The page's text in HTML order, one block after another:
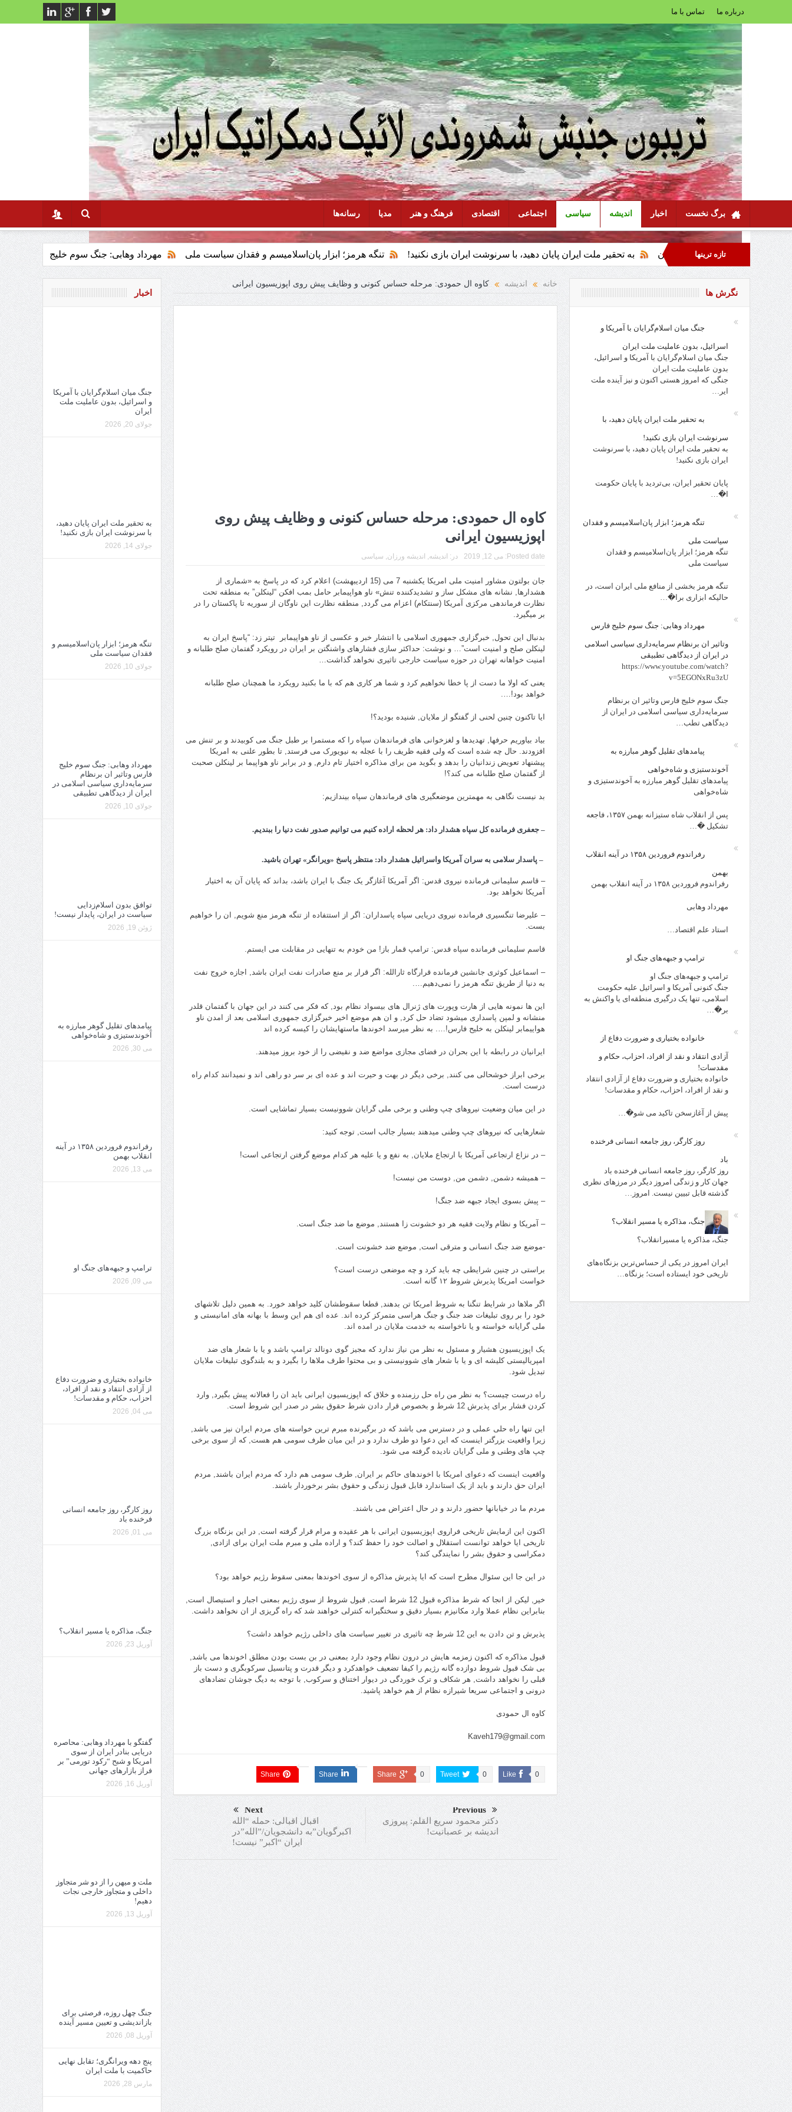
درباره ما تماس با ما
برگ نخست اخبار اندیشه سیاسی اجتماعی اقتصادی فرهنگ و هنر مدیا رسانه‌ها
تازه ترینهاعاملیت ملت ایران به تحقیر ملت ایران پایان دهید، با سرنوشت ایران بازی نکنید! تنگه هرمز؛ ابزار پان‌اسلامیسم و فقدان سیاست ملی مهرداد وهابی: جنگ سوم خلیج فارس وتاثیر ان برنظام
نقد از افراد، احزاب، حکام و مقدسات! روز کارگر، روز جامعه انسانی فرخنده باد
خانه اندیشه کاوه ال حمودی: مرحله حساس کنونی و وظایف پیش روی اپوزیسیون ایرانی
کاوه ال حمودی: مرحله حساس کنونی و وظایف پیش روی
اپوزیسیون ایرانی
Posted date: می 12, 2019 در: اندیشه, اندیشه ورزان, سیاسی
جان بولتون مشاور امنیت ملی امریکا یکشنبه 7 می (15 اردیبهشت) اعلام کرد که در پاسخ به «شماری از
هشدارها, نشانه های مشکل ساز و تشدیدکننده تنش» ناو هواپیمابر حامل بمب ‌افکن “لینکلن” به منطقه تحت
نظارت فرماندهی مرکزی آمریکا (سنتکام) اعزام می گردد, منطقه نظارت این ناوگان از سوریه تا پاکستان را در
بر میگیرد.
بدنبال این تحول, خبرگزاری جمهوری اسلامی با انتشار خبر و عکسی از ناو هواپیمابر تیتر زد: “پاسخ ایران به
لینکلن صلح و امنیت است”… و نوشت: حداکثر سازی فشارهای واشنگتن بر ایران در رویکرد گفتمان صلح طلبانه و
امنیت خواهانه تهران در حوزه سیاست خارجی تاثیری نخواهد گذاشت…
یعنی که اولا ما دست از پا خطا نخواهیم کرد و شما هر کاری هم که با ما بکنید رویکرد ما همچنان صلح طلبانه
خواهد بود!….
ایا تاکنون چنین لحنی از گفتگو از ملایان, شنیده بودید؟!
بیاد بیاوریم حرفها, تهدیدها و لغزخوانی های فرماندهان سپاه را که مستمرا بر طبل جنگ می کوبیدند و بر تنش می
افزودند. حال چه شده است که ولی فقیه ظریف را با عجله به نیویورک می فرستد, تا بطور علنی به امریکا
پیشنهاد تعویض زندانیان را بدهد و بگوید من برای مذاکره اختیار تام دارم, و در برابر ناو هواپیما بر لینکلن صحبت
از گفتمان صلح طلبانه می کند؟!
بد نیست نگاهی به مهمترین موضعگیری های فرماندهان سپاه بیندازیم:
– جعفری فرمانده کل سپاه هشدار داد: هر لحظه اراده کنیم می توانیم صدور نفت دنیا را ببندیم.
– پاسدار سلامی به سران آمریکا واسرائیل هشدار داد: منتظر پاسخ «ویرانگر» تهران باشید.
– قاسم سلیمانی فرمانده نیروی قدس: اگر آمریکا آغازگر یک جنگ با ایران باشد، بداند که پایان آن به اختیار
آمریکا نخواهد بود.
– علیرضا تنگسیری فرمانده نیروی دریایی سپاه پاسداران: اگر از استتفاده از تنگه هرمز منع شویم, ان را خواهیم
بست.
قاسم سلیمانی فرمانده سپاه قدس: ترامپ قمار باز! من خودم به تنهایی در مقابلت می ایستم.
– اسماعیل کوثری جانشین فرمانده قرارگاه ثارالله: اگر قرار بر منع صادرات نفت ایران باشد, اجازه خروج نفت
به دنیا از طریق تنگه هرمز را نمی‌دهیم….
این ها نمونه هایی از هارت وپورت های ژنرال های بیسواد نظام بود, که فکر می کنند در این جهان با گفتمان قلدر
منشانه و لمپن پاسداری میشود تضاد حل کرد, و ان هم موضع اخیر خبرگزاری جمهوری اسلامی بعد از امدن ناو
هواییمابر لینکلن به خلیح فارس!…. به نظر میرسد اخوندها ماستهایشان را کیسه کرده اند
ایرانیان در رابطه با این بحران در فضای مجازی مواضع ضد و نقیضی را از خود بروز میدهند.
برخی ابراز خوشحالی می کنند, برخی دیگر در بهت و حیرت اند و عده ای بر سر دو راهی اند و نمیدانند کدام راه
درست است.
در این میان وضعیت نیروهای چپ وطنی و برخی ملی گرایان شوونیست بسیار تماشایی است.
شعارهایی که نیروهای چپ وطنی میدهند بسیار جالب است, توجه کنید:
– در نزاع ارتجاعی آمریکا با ارتجاع ملایان, به نفع و یا علیه هر کدام موضع گرفتن ارتجاعی است!
– همیشه دشمن, دشمن من, دوست من نیست!
– پیش بسوی ایجاد جبهه ضد جنگ!
– آمریکا و نظام ولایت فقیه هر دو خشونت زا هستند, موضع ما ضد جنگ است.
-موضع ضد جنگ انسانی و مترقی است, موضع ضد خشونت است.
براستی در چنین شرایطی چه باید کرد و چه موضعی درست است؟
خواست امریکا پذیرش شروط ۱۲ گانه است.
اگر ملاها در شرایط تنگنا به شروط امریکا تن بدهند, قطعا سقوطشان کلید خواهد خورد. به همین دلیل تلاشهای
خود را بر روی تبلیغات ضد جنگ و جنگ هراسی متمرکز کرده اند. عده ای هم این وسط با بهانه های امانیستی و
ملی گرایانه خواسته و یا ناخواسته به خدمت ملایان در امده اند.
یک اپوزیسیون هشیار و مسئول به نظر من نیاز ندارد که مجیز گوی دونالد ترامپ باشد و یا با شعار های ضد
امپریالیستی کلیشه ای و یا با شعار های شوونیستی و بی محتوا طرف ملاها را بگیرد و به بلندگوی تبلیغات ملایان
تبدیل شود.
راه درست چیست؟ به نظر من راه حل رزمنده و خلاق که اپوزیسیون ایرانی باید ان را فعالانه پیش بگیرد, وارد
کردن فشار برای پذیرش 12 شرط و بخصوص قرار دادن شرط حقوق بشر در صدر این شروط است.
این تنها راه حلی عملی و در دسترس می باشد که در برگیرنده مبرم ترین خواسته های مردم ایران نیز می باشد,
زیرا واقعیت بزرگتر اینست که این دعوا دو طرف ندارد و در این میان طرف سومی هم هست, که از سوی برخی
چپ های وطنی و ملی گرایان نادیده گرفته می شود.
واقعیت اینست که دعوای امریکا با اخوندهای حاکم بر ایران, طرف سومی هم دارد که مردم ایران باشند, مردم
ایران حق دارند و باید از یک استاندارد قابل قبول زندگی و حقوق بشر برخوردار باشند.
مردم ما در خیابانها حضور دارند و در حال اعتراض می باشند.
اکنون این ازمایش تاریخی فراروی اپوزیسیون ایرانی با هر عقیده و مرام قرار گرفته است, در این بزنگاه بزرگ
تاریخی ایا خواهد توانست استقلال و اصالت خود را حفظ کند؟ و اراده ملی و مبرم ملت ایران برای ازادی,
دمکراسی و حقوق بشر را نمایندگی کند؟
در این جا این سئوال مطرح است که ایا پذیرش مذاکره از سوی اخوندها بمعنی سقوط رژیم خواهد بود؟
خیر, لیکن از انجا که شرط مذاکره قبول 12 شرط است, قبول شروط از سوی رژیم بمعنی اجبار و استیصال است,
بنابراین نظام عملا وارد مکانیزم بسیار دقیق و سختگیرانه کنترلی خواهند شد که راه گریزی از ان نخواهد داشت.
پذیرش و تن دادن به این 12 شرط چه تاثیری در تغییر سیاست های داخلی رژیم خواهد داشت؟
قبول مذاکره که اکنون زمزمه هایش در درون نظام وجود دارد بمعنی در بن بست بودن مطلق اخوندها می باشد,
بی شک قبول شروط دوازده گانه رژیم را کیفا تضعیف خواهدکرد و دیگر قدرت و پتانسیل سرکوبگری و دست باز
قبلی را نخواهد داشت, هر شکاف و ترک خوردگی در دیوار اختناق و سرکوب, با توجه به دیگ جوشان تضادهای
درونی و اجتماعی سریعا شیرازه نظام از هم خواهد پاشید.
کاوه ال حمودی
Kaveh179@gmail.com
Like 0
Tweet 0
Share 0
Share
Share
Previous
دکتر محمود سریع القلم: پیروزی
اندیشه بر عصبانیت!
Next
اقبال اقبالی: حمله “الله
اکبرگویان”به دانشجویان/”الله”در
ایران “اکبر” نیست!
اخبار
جنگ میان اسلام‌گرایان با آمریکا
و اسرائیل، بدون عاملیت ملت
ایران
جولای 20, 2026
به تحقیر ملت ایران پایان دهید،
با سرنوشت ایران بازی نکنید!
جولای 14, 2026
تنگه هرمز؛ ابزار پان‌اسلامیسم و
فقدان سیاست ملی
جولای 10, 2026
مهرداد وهابی: جنگ سوم خلیج
فارس وتاثیر ان برنظام
سرمایه‌داری سیاسی اسلامی در
ایران از دیدگاهی تطبیقی
جولای 10, 2026
توافق بدون اسلام‌زدایی
سیاست در ایران، پایدار نیست!
ژوئن 19, 2026
پیامدهای تقلیل گوهر مبارزه به
آخوندستیزی و شاه‌خواهی
می 30, 2026
رفراندوم فروردین ۱۳۵۸ در آینه
انقلاب بهمن
می 13, 2026
ترامپ و جبهه‌های جنگ او
می 09, 2026
خانواده بختیاری و ضرورت دفاع
از آزادی انتقاد و نقد از افراد،
احزاب، حکام و مقدسات!
می 04, 2026
روز کارگر، روز جامعه انسانی
فرخنده باد
می 01, 2026
جنگ، مذاکره یا مسیر انقلاب؟
آوریل 23, 2026
گفتگو با مهرداد وهابی: محاصره
دریایی بنادر ایران از سوی
امریکا و شبح “رکود تورمی” بر
فراز بازارهای جهانی
آوریل 16, 2026
ملت و میهن را از دو شر متجاوز
داخلی و متجاوز خارجی نجات
دهیم!
آوریل 13, 2026
جنگ چهل روزه، فرصتی برای
بازاندیشی و تعیین مسیر آینده
آوریل 08, 2026
پنج دهه ویرانگری؛ تقابل نهایی
حاکمیت با ملت ایران
مارس 28, 2026
نگرش ها
جنگ میان اسلام‌گرایان با آمریکا و
اسرائیل، بدون عاملیت ملت ایران
جنگ میان اسلام‌گرایان با آمریکا و اسرائیل،
بدون عاملیت ملت ایران
جنگی که امروز هستی اکنون و نیز آینده ملت
ایر…
به تحقیر ملت ایران پایان دهید، با
سرنوشت ایران بازی نکنید!
به تحقیر ملت ایران پایان دهید، با سرنوشت
ایران بازی نکنید!
پایان تحقیر ایران، بی‌تردید با پایان حکومت
ا�…
تنگه هرمز؛ ابزار پان‌اسلامیسم و فقدان
سیاست ملی
تنگه هرمز؛ ابزار پان‌اسلامیسم و فقدان
سیاست ملی
تنگه هرمز بخشی از منافع ملی ایران است، در
حالیکه ابزاری برا�…
مهرداد وهابی: جنگ سوم خلیج فارس
وتاثیر ان برنظام سرمایه‌داری سیاسی اسلامی
در ایران از دیدگاهی تطبیقی
https://www.youtube.com/watch?
v=5EGONxRu3zU
جنگ سوم خلیج فارس وتاثیر ان برنظام
سرمایه‌داری سیاسی اسلامی در ایران از
دیدگاهی تطب…
پیامدهای تقلیل گوهر مبارزه به
آخوندستیزی و شاه‌خواهی
پیامدهای تقلیل گوهر مبارزه به آخوندستیزی و
شاه‌خواهی
پس از انقلاب شاه ستیزانه بهمن ۱۳۵۷، فاجعه
تشکیل �…
رفراندوم فروردین ۱۳۵۸ در آینه انقلاب
بهمن
رفراندوم فروردین ۱۳۵۸ در آینه انقلاب بهمن
مهرداد وهابی
استاد علم اقتصاد…
ترامپ و جبهه‌های جنگ او
ترامپ و جبهه‌های جنگ او
جنگ کنونی آمریکا و اسرائیل علیه حکومت
اسلامی، تنها یک درگیری منطقه‌ای یا واکنش به
بر�…
خانواده بختیاری و ضرورت دفاع از
آزادی انتقاد و نقد از افراد، احزاب، حکام و
مقدسات!
خانواده بختیاری و ضرورت دفاع از آزادی انتقاد
و نقد از افراد، احزاب، حکام و مقدسات!
پیش از آغازسخن تاکید می شو�…
روز کارگر، روز جامعه انسانی فرخنده
باد
روز کارگر، روز جامعه انسانی فرخنده باد
جهان کار و زندگی امروز دیگر در مرزهای نظری
گذشته قابل تبیین نیست. امروز…
جنگ، مذاکره یا مسیر انقلاب؟
جنگ، مذاکره یا مسیرانقلاب؟
ایران امروز در یکی از حساس‌ترین بزنگاه‌های
تاریخی خود ایستاده است؛ بزنگاه…